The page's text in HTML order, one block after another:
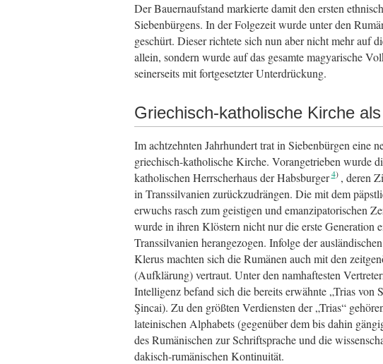
Der Bauernaufstand markierte damit den ersten
Siebenbürgens. In der Folgezeit wurde unter den
geschürt. Dieser richtete sich nun aber nicht mehr auf
allein, sondern wurde auf das gesamte magyarische
seinerseits mit fortgesetzter Unterdrückung.
Griechisch-katholische Kirche
Im achtzehnten Jahrhundert trat in Siebenbürgen eine
griechisch-katholische Kirche. Vorangetrieben wurde
katholischen Herrscherhaus der Habsburger 4 , deren
in Transsilvanien zurückzudrängen. Die mit dem
erwuchs rasch zum geistigen und emanzipatorischen
wurde in ihren Klöstern nicht nur die erste Generation
Transsilvanien herangezogen. Infolge der
Klerus machten sich die Rumänen auch mit den
(Aufklärung) vertraut. Unter den namhaftesten
Intelligenz befand sich die bereits erwähnte „Trias
Şincai). Zu den größten Verdiensten der „Trias“
lateinischen Alphabets (gegenüber dem bis dahin
des Rumänischen zur Schriftsprache und die
dakisch-rumänischen Kontinuität.